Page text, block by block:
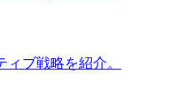
ブ戦略を紹介。